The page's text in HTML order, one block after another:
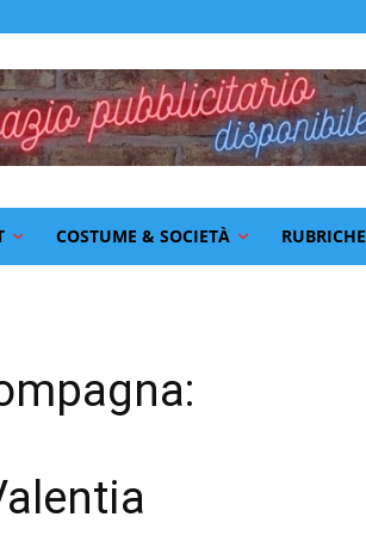
COSTUME & SOCIETÀ RUBRICHE